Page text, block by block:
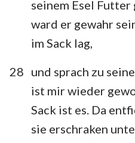
seinem Esel Futter
ward er gewahr
im Sack lag,
28 und sprach zu
ist mir wieder
Sack ist es. Da
sie erschraken